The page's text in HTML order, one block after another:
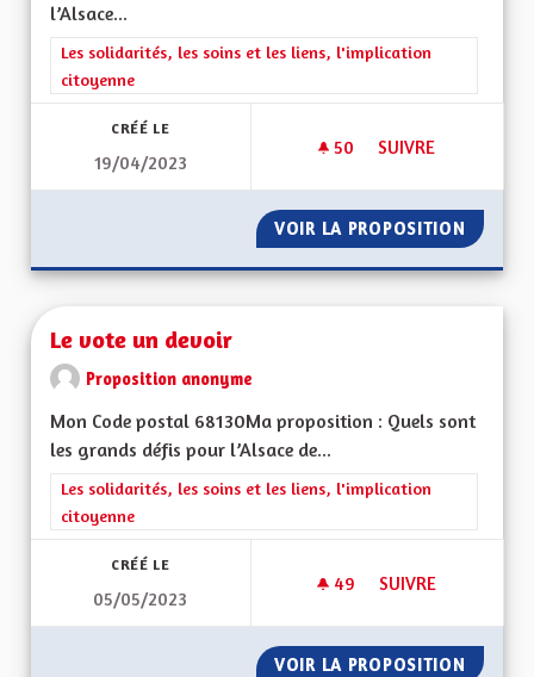
l’Alsace...
Filtrer les résultats de la catégorie : Les solidarités, les soins
Les solidarités, les soins et les liens, l'implication
citoyenne
CRÉÉ LE
19/04/2023
50 50 ABONNÉS
SUIVRE
VOIR LA PROPOSITION BIEN
Le vote un devoir
Proposition anonyme
Mon Code postal 68130Ma proposition : Quels sont
les grands défis pour l’Alsace de...
Filtrer les résultats de la catégorie : Les solidarités, les soins
Les solidarités, les soins et les liens, l'implication
citoyenne
CRÉÉ LE
05/05/2023
49 49 ABONNÉS
SUIVRE
VOIR LA PROPOSITION LE